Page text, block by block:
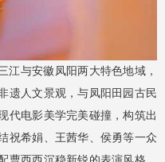
江与安徽凤阳两大特色地域，
遗人文景观，与凤阳田园古民
代电影美学完美碰撞，构筑出
祝希娟、王茜华、侯勇等一众